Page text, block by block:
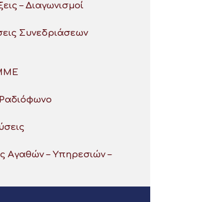
– Διαγωνισμοί
Συνεδριάσεων
Αγαθών – Υπηρεσιών –